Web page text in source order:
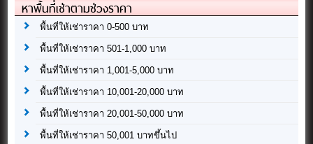
หาพื้นที่เช่าตามช่วงราคา
พื้นที่ให้เช่าราคา 0-500 บาท
พื้นที่ให้เช่าราคา 501-1,000 บาท
พื้นที่ให้เช่าราคา 1,001-5,000 บาท
พื้นที่ให้เช่าราคา 10,001-20,000 บาท
พื้นที่ให้เช่าราคา 20,001-50,000 บาท
พื้นที่ให้เช่าราคา 50,001 บาทขึ้นไป